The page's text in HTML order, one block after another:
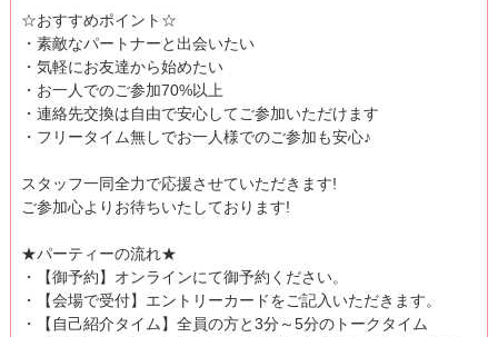
☆おすすめポイント☆
・素敵なパートナーと出会いたい
・気軽にお友達から始めたい
・お一人でのご参加70%以上
・連絡先交換は自由で安心してご参加いただけます
・フリータイム無しでお一人様でのご参加も安心♪
スタッフ一同全力で応援させていただきます!
ご参加心よりお待ちいたしております!
★パーティーの流れ★
・【御予約】オンラインにて御予約ください。
・【会場で受付】エントリーカードをご記入いただきます。
・【自己紹介タイム】全員の方と3分～5分のトークタイム